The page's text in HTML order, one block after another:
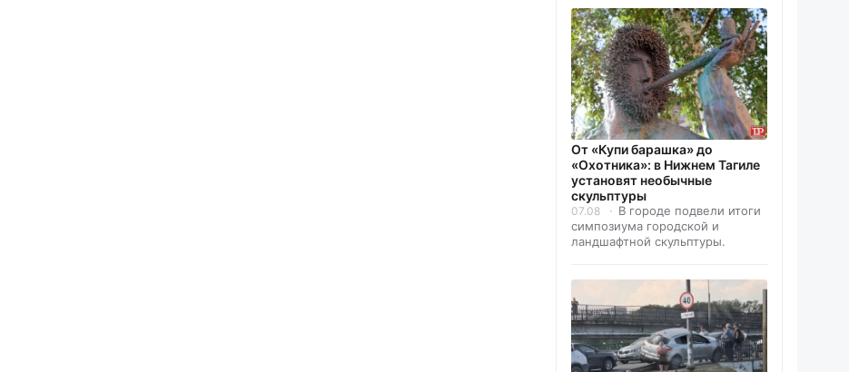
От «Купи барашка» до
«Охотника»: в Нижнем Тагиле
установят необычные
скульптуры
07.08
В городе подвели итоги
симпозиума городской и
ландшафтной скульптуры.